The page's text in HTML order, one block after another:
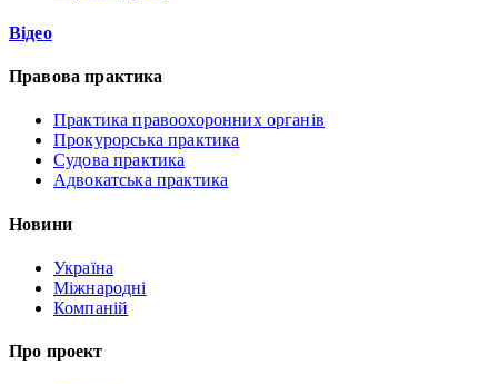
Відео
Правова практика
Практика правоохоронних органів
Прокурорська практика
Судова практика
Адвокатська практика
Новини
Україна
Міжнародні
Компаній
Про проект